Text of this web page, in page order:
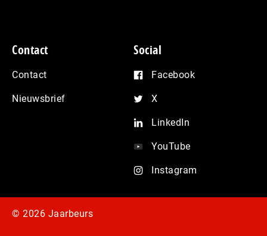
Contact
Contact
Nieuwsbrief
Social
Facebook
X
LinkedIn
YouTube
Instagram
© 2026 Jaarbeurs